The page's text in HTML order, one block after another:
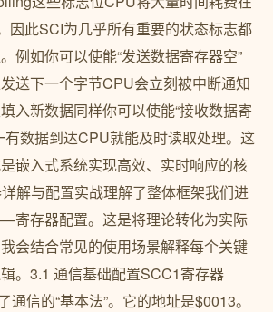
因此SCI为几乎所有重要的状态标志都
例如你可以使能“发送数据寄存器空”
送下一个字节CPU会立刻被中断通知
入新数据同样你可以使能“接收数据寄
有数据到达CPU就能及时读取处理。这
嵌入式系统实现高效、实时响应的核
解与配置实战理解了整体框架我们进
寄存器配置。这是将理论转化为实际
会结合常见的使用场景解释每个关键
。3.1 通信基础配置SCC1寄存器
信的“基本法”。它的地址是$0013。